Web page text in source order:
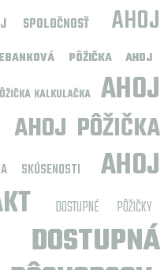
SPOLOČNOSŤ
AHOJ
PÔŽIČKA AHOJ
KALKULAČKA
AHOJ
AHOJ PÔŽIČKA
SKÚSENOSTI
AHOJ
DOSTUPNÉ PÔŽIČKY
DOSTUPNÁ